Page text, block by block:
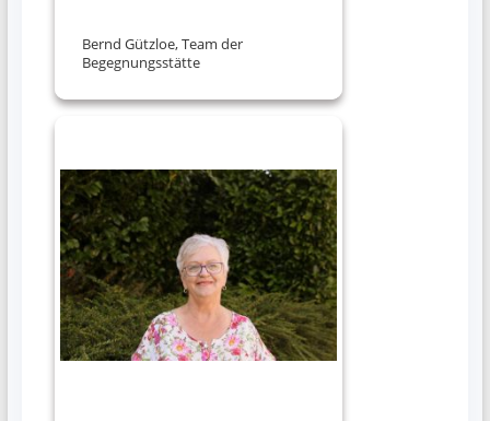
Bernd Gützloe, Team der
Begegnungsstätte